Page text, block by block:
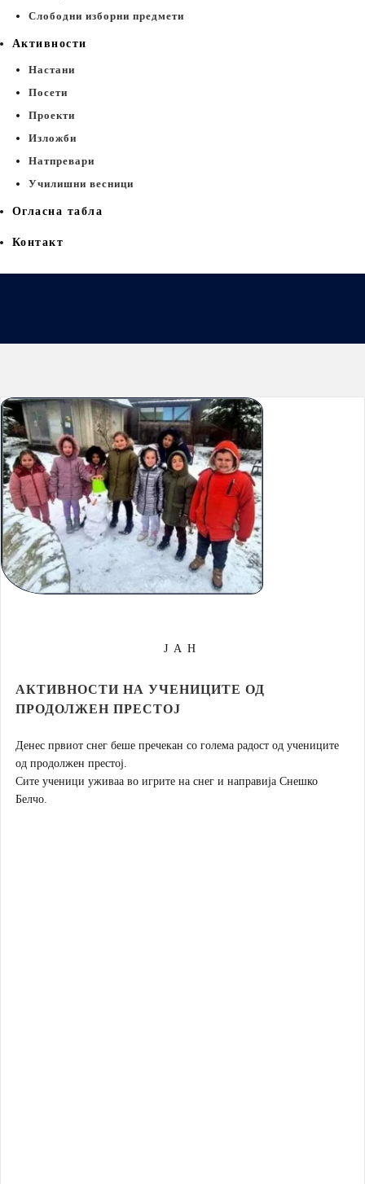
Слободни изборни предмети
Активности
Настани
Посети
Проекти
Изложби
Натпревари
Училишни весници
Огласна табла
Контакт
ЈАН
АКТИВНОСТИ НА УЧЕНИЦИТЕ ОД
ПРОДОЛЖЕН ПРЕСТОЈ
Денес првиот снег беше пречекан со голема радост од учениците
од продолжен престој.
Сите ученици уживаа во игрите на снег и направија Снешко
Белчо.